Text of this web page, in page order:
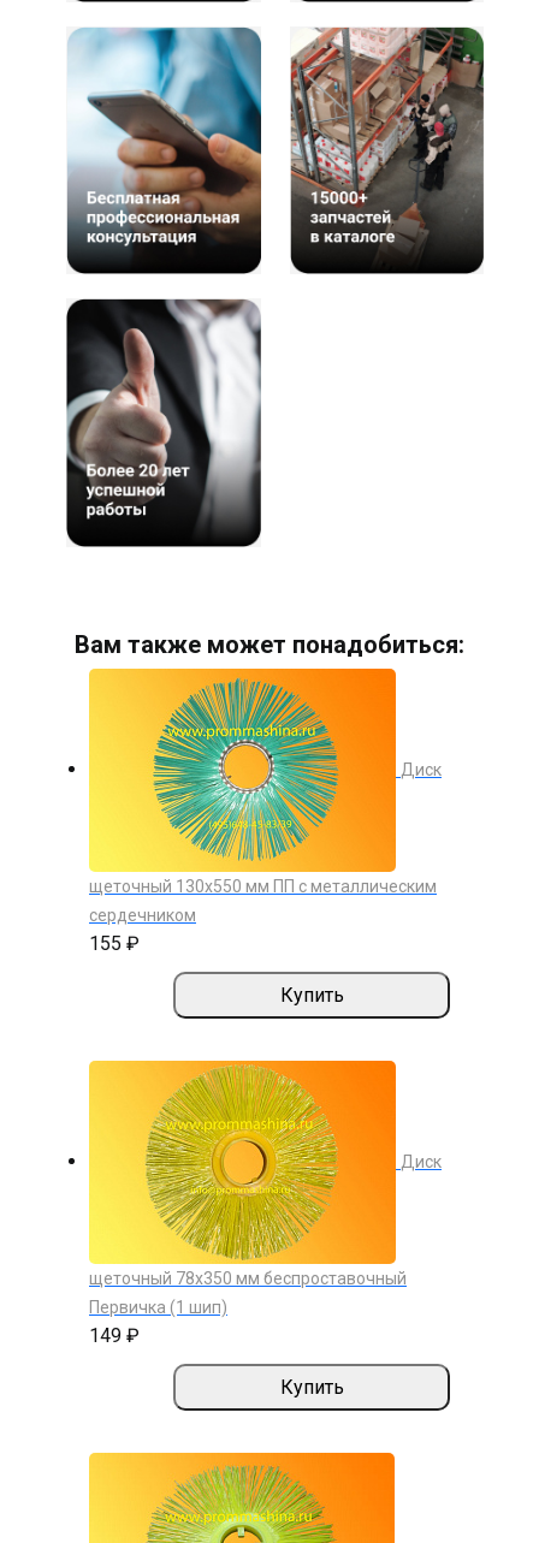
Вам также может понадобиться:
Диск
щеточный 130х550 мм ПП с металлическим
сердечником
155 ₽
Купить
Диск
щеточный 78х350 мм беспроставочный
Первичка (1 шип)
149 ₽
Купить